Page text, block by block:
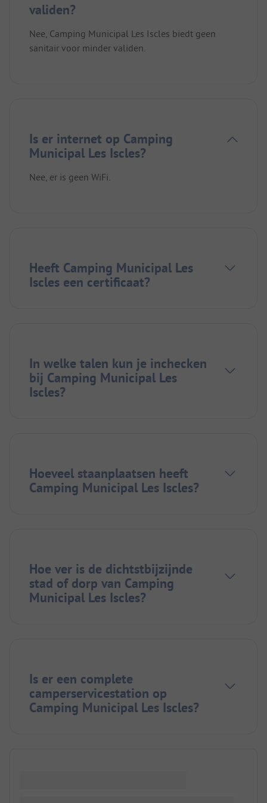
validen?
Nee, Camping Municipal Les Iscles biedt geen
sanitair voor minder validen.
Is er internet op Camping
Municipal Les Iscles?
Nee, er is geen WiFi.
Heeft Camping Municipal Les
Iscles een certificaat?
In welke talen kun je inchecken
bij Camping Municipal Les
Iscles?
Hoeveel staanplaatsen heeft
Camping Municipal Les Iscles?
Hoe ver is de dichtstbijzijnde
stad of dorp van Camping
Municipal Les Iscles?
Is er een complete
camperservicestation op
Camping Municipal Les Iscles?